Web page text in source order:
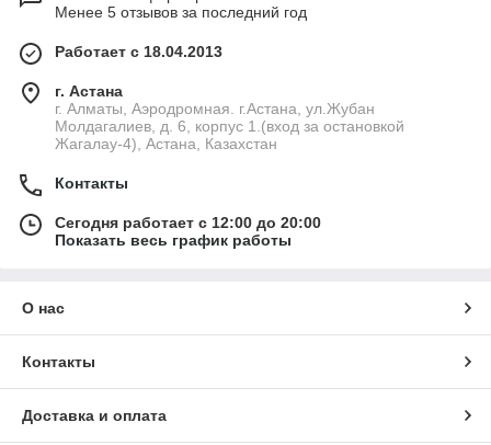
Менее 5 отзывов за последний год
Работает с 18.04.2013
г. Астана
г. Алматы, Аэродромная. г.Астана, ул.Жубан
Молдагалиев, д. 6, корпус 1.(вход за остановкой
Жагалау-4), Астана, Казахстан
Контакты
Сегодня работает с 12:00 до 20:00
Показать весь график работы
О нас
Контакты
Доставка и оплата